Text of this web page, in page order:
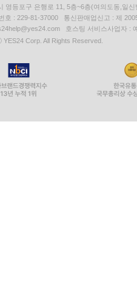
영등포구 은행로 11, 5층~6층(여의도동,일신
호 : 229-81-37000 통신판매업신고 : 제
호스팅 서비스사업자 :
Corp. All Rights Reserved.